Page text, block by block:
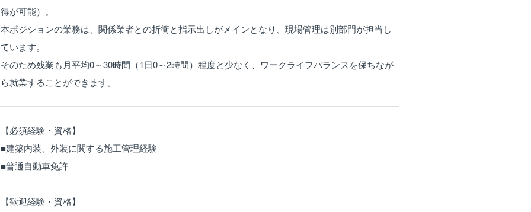
得が可能）。
本ポジションの業務は、関係業者との折衝と指示出しがメインとなり、現場管理は別部門が担当し
ています。
そのため残業も月平均0～30時間（1日0～2時間）程度と少なく、ワークライフバランスを保ちなが
ら就業することができます。
【必須経験・資格】
■建築内装、外装に関する施工管理経験
■普通自動車免許
【歓迎経験・資格】